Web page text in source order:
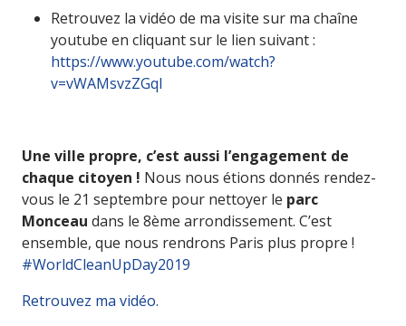
Retrouvez la vidéo de ma visite sur ma chaîne
youtube en cliquant sur le lien suivant :
https://www.youtube.com/watch?
v=vWAMsvzZGqI
Une ville propre, c’est aussi l’engagement de
chaque citoyen ! Nous nous étions donnés rendez-
vous le 21 septembre pour nettoyer le parc
Monceau dans le 8ème arrondissement. C’est
ensemble, que nous rendrons Paris plus propre !
#WorldCleanUpDay2019
Retrouvez ma vidéo.